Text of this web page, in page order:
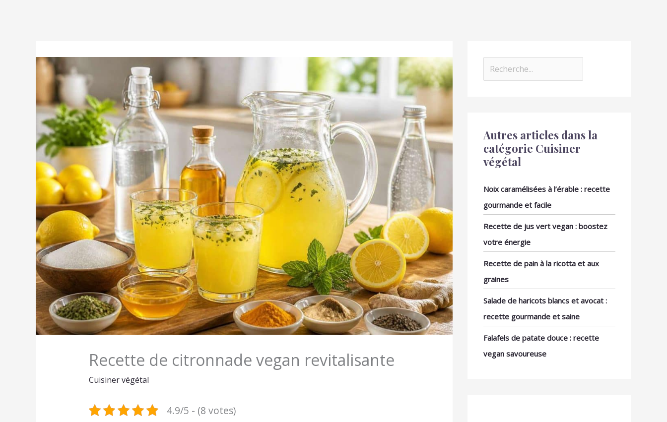
Recette de citronnade vegan revitalisante
Cuisiner végétal
4.9/5 - (8 votes)
Autres articles dans la
catégorie Cuisiner
végétal
Noix caramélisées à l’érable : recette
gourmande et facile
Recette de jus vert vegan : boostez
votre énergie
Recette de pain à la ricotta et aux
graines
Salade de haricots blancs et avocat :
recette gourmande et saine
Falafels de patate douce : recette
vegan savoureuse